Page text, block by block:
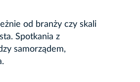
od branży czy skali
Spotkania z
samorządem,